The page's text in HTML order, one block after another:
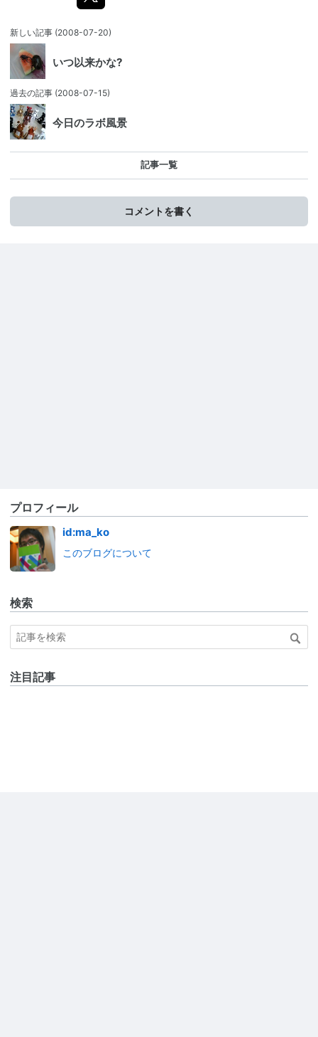
新しい記事 (2008-07-20)
いつ以来かな?
過去の記事 (2008-07-15)
今日のラボ風景
記事一覧
コメントを書く
プロフィール
id:ma_ko
このブログについて
検索
注目記事